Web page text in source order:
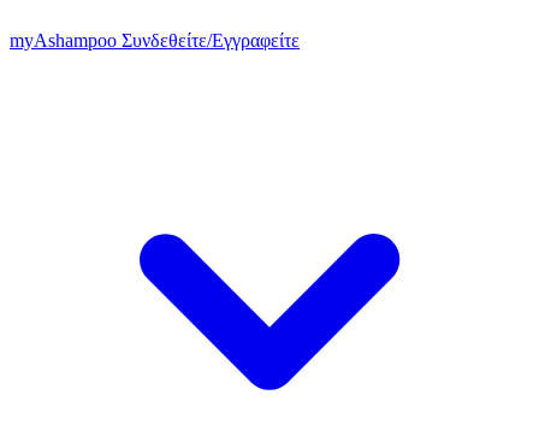
myAshampoo Συνδεθείτε/Εγγραφείτε